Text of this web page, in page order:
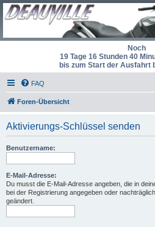
Noch
19 Tage 16 Stunden 40
bis zum Start der Ausfahrt
FAQ
Foren-Übersicht
Aktivierungs-Schlüssel senden
Benutzername:
E-Mail-Adresse:
Du musst die E-Mail-Adresse angeben, die in
bei der Registrierung angegeben oder
geändert.